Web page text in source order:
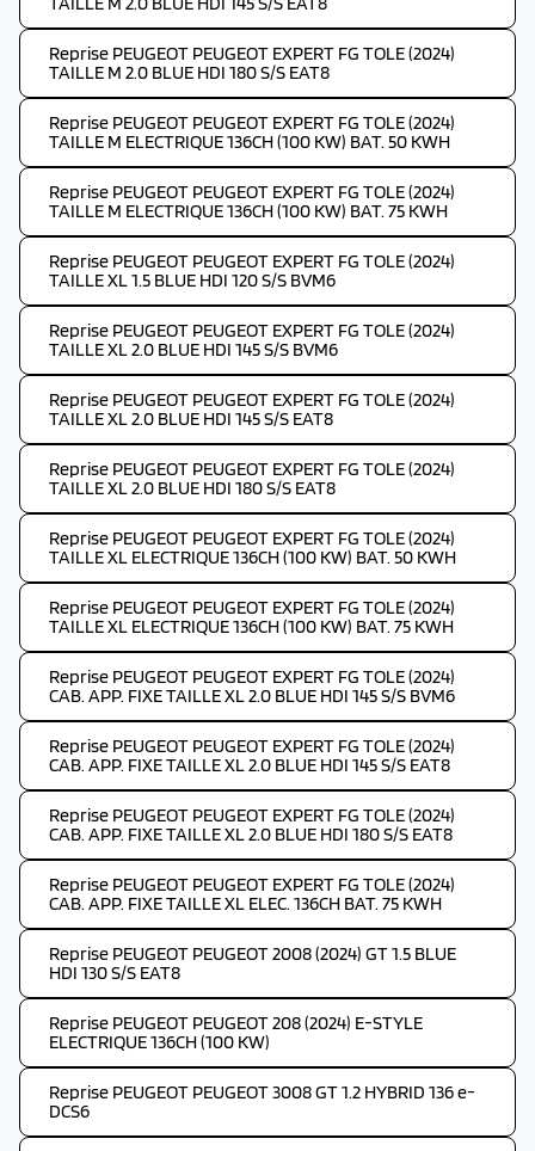
Reprise PEUGEOT PEUGEOT EXPERT FG TOLE (2024)
TAILLE M 2.0 BLUE HDI 180 S/S EAT8
Reprise PEUGEOT PEUGEOT EXPERT FG TOLE (2024)
TAILLE M ELECTRIQUE 136CH (100 KW) BAT. 50 KWH
Reprise PEUGEOT PEUGEOT EXPERT FG TOLE (2024)
TAILLE M ELECTRIQUE 136CH (100 KW) BAT. 75 KWH
Reprise PEUGEOT PEUGEOT EXPERT FG TOLE (2024)
TAILLE XL 1.5 BLUE HDI 120 S/S BVM6
Reprise PEUGEOT PEUGEOT EXPERT FG TOLE (2024)
TAILLE XL 2.0 BLUE HDI 145 S/S BVM6
Reprise PEUGEOT PEUGEOT EXPERT FG TOLE (2024)
TAILLE XL 2.0 BLUE HDI 145 S/S EAT8
Reprise PEUGEOT PEUGEOT EXPERT FG TOLE (2024)
TAILLE XL 2.0 BLUE HDI 180 S/S EAT8
Reprise PEUGEOT PEUGEOT EXPERT FG TOLE (2024)
TAILLE XL ELECTRIQUE 136CH (100 KW) BAT. 50 KWH
Reprise PEUGEOT PEUGEOT EXPERT FG TOLE (2024)
TAILLE XL ELECTRIQUE 136CH (100 KW) BAT. 75 KWH
Reprise PEUGEOT PEUGEOT EXPERT FG TOLE (2024)
CAB. APP. FIXE TAILLE XL 2.0 BLUE HDI 145 S/S BVM6
Reprise PEUGEOT PEUGEOT EXPERT FG TOLE (2024)
CAB. APP. FIXE TAILLE XL 2.0 BLUE HDI 145 S/S EAT8
Reprise PEUGEOT PEUGEOT EXPERT FG TOLE (2024)
CAB. APP. FIXE TAILLE XL 2.0 BLUE HDI 180 S/S EAT8
Reprise PEUGEOT PEUGEOT EXPERT FG TOLE (2024)
CAB. APP. FIXE TAILLE XL ELEC. 136CH BAT. 75 KWH
Reprise PEUGEOT PEUGEOT 2008 (2024) GT 1.5 BLUE
HDI 130 S/S EAT8
Reprise PEUGEOT PEUGEOT 208 (2024) E-STYLE
ELECTRIQUE 136CH (100 KW)
Reprise PEUGEOT PEUGEOT 3008 GT 1.2 HYBRID 136 e-
DCS6